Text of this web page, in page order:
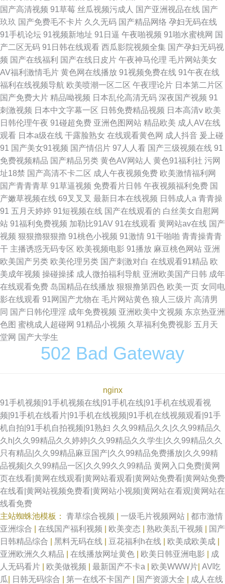
国产高清视频 91草莓 丝瓜视频污成人 国产亚洲视品在线 国产
玖玖 国产免费毛不卡片 久久无码 国产精品网络 孕妇无码在线
91手机论坛 91视频新地址 91日逼 午夜啪视频 91啪水蜜桃网 国
产二区无码 91日韩在线观看 西瓜影院视频全集 国产孕妇无码视
频 国产在线福利 国产在线日皮片 午夜神马伦理 毛片网站美女
AV福利激情毛片 黄色网在线播放 91视频免费在线 91午夜在线
福利在线视频导航 欧美喷潮一区二区 午夜理论片 日本第二片区
国产免费大片 精品呦视频 日本乱伦高清无码 深夜国产视频 91
刺激视频 日本中文字幕一区 日韩免费精品视频 日本高清v 欧美
日韩伦理午夜 91碰超免费 亚洲色图网站 精品欧美 成人AV在线
观看 日本a级在线 干露脸熟女 在线观看黄色网 成人抖音 爰上碰
91 国产美女91视频 国产情侣片 97人人看 国产三级视频在线 91
免费视频精品 国产精品另类 黄色AV网站人 黄色91福利社 污网
址18禁 国产高清不卡二区 成人午夜视频免费 欧美激情福利网
国产青青青草 91草逼视频 免费看片日韩 午夜视频福利免费 国
产嫩草视频在线 69叉叉叉 最新日本在线视频 日韩成人a 青青操
91 五月天婷婷 91短视频在线 国产在线观看的 白丝美女自慰网
站 91福利免费视频 加勒比91AV 91在线观看 黄网站av在线 国产
视频 狠狠擼狠狠擼 91桃色小视频 91激情 91干啪啪 青青操青青
干 主播诱惑无码专区 欧美视频电影 91播放 麻豆桃色网站 亚洲
欧美国产另类 欧美伦理另类 国产刺激对白 在线观看91精品 欧
美成年视频 操碰操揉 成人微拍福利导航 亚洲欧美国产日韩 成年
在线观看免费 岛国精品在线播放 狠狠撸第四色 欧美一页 女同电
影在线观看 91网国产尤物在 毛片网站黄色 狼人三级片 高清男
同 国产日韩伦理淫 成年免费视频 亚洲欧美中文视频 东京热亚洲
色图 蜜桃成人超碰网 91精品小视频 久草福利免费视影 五月天
堂网 国产大学生
502 Bad Gateway
nginx
91手机视频|91手机视频在线|91手机在线|91手机在线观看视
频|91手机在线看片|91手机在线视频|91手机在线视频观看|91手
机自拍|91手机自拍视频|91熟妇 久久99精品久久|久久99精品久
久h|久久99精品久久婷婷|久久99精品久久学生|久久99精品久久
只有精品|久久99精品麻豆国产|久久99精品免费播放|久久99精
品视频|久久99精品一区|久久99久久99精品 黄网入口免费|黄网
页在线看|黄网在线观看|黄网站看观看|黄网站免费看|黄网站免费
在线看|黄网站视频免费看|黄网站小视频|黄网站在看观|黄网站在
线看免费
主站蜘蛛池模板： 青草综合视频 一级毛片视频网站
都市激情
亚洲综合
在线国产福利视频 欧美变态 熟欧美乱干视频
国产
日韩精品综合
黑料无码在线 豆花福利h在线 欧美成欧美成
亚洲欧洲久久精品
在线播放网址黄色 欧美日韩亚洲电影
成
人无码看片
欧美做视频 最新国产不卡a 欧美WWW片 AV吃
瓜
日韩无码综合 第一在线不卡国产 国产资源大全 成人在线